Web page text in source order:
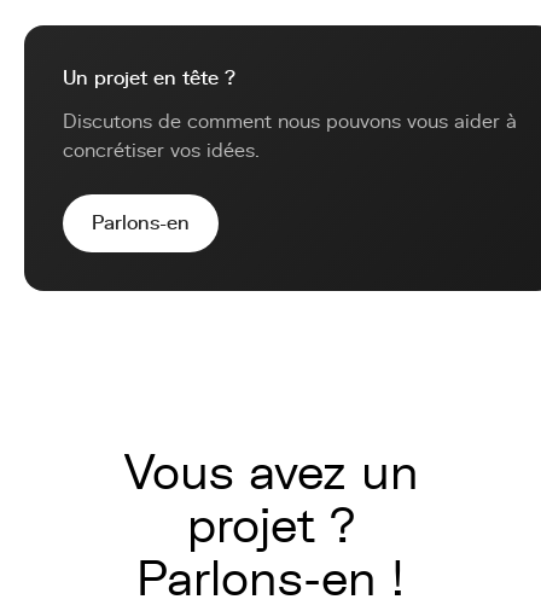
Un projet en tête ?
Discutons de comment nous pouvons vous aider à
concrétiser vos idées.
Parlons-en
Vous avez un
projet ?
Parlons-en !